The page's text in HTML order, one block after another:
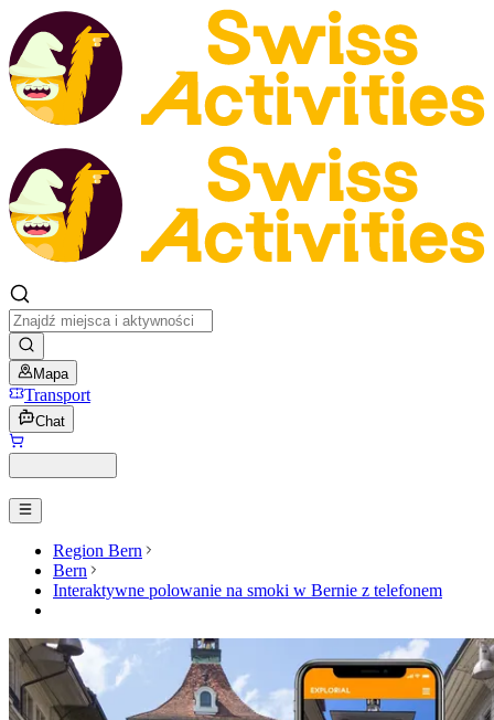
Mapa
Transport
Chat
Region Bern
Bern
Interaktywne polowanie na smoki w Bernie z telefonem